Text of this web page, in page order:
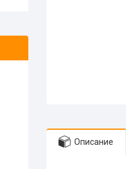
Описание